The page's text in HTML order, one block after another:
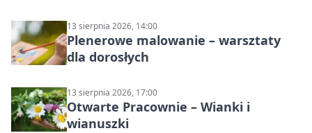
13 sierpnia 2026, 14:00
Plenerowe malowanie – warsztaty
dla dorosłych
13 sierpnia 2026, 17:00
Otwarte Pracownie – Wianki i
wianuszki